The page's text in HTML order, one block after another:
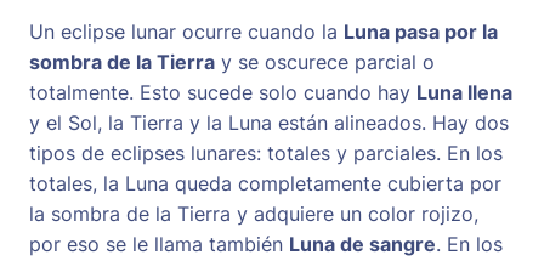
Un eclipse lunar ocurre cuando la Luna pasa por la
sombra de la Tierra y se oscurece parcial o
totalmente. Esto sucede solo cuando hay Luna llena
y el Sol, la Tierra y la Luna están alineados. Hay dos
tipos de eclipses lunares: totales y parciales. En los
totales, la Luna queda completamente cubierta por
la sombra de la Tierra y adquiere un color rojizo,
por eso se le llama también Luna de sangre. En los